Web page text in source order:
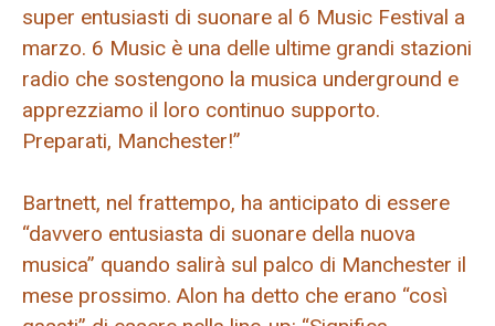
super entusiasti di suonare al 6 Music Festival a
marzo. 6 Music è una delle ultime grandi stazioni
radio che sostengono la musica underground e
apprezziamo il loro continuo supporto.
Preparati, Manchester!”
Bartnett, nel frattempo, ha anticipato di essere
“davvero entusiasta di suonare della nuova
musica” quando salirà sul palco di Manchester il
mese prossimo. Alon ha detto che erano “così